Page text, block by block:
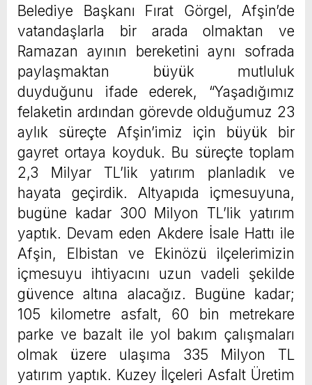
Belediye Başkanı Fırat Görgel, Afşin’de
vatandaşlarla bir arada olmaktan ve
Ramazan ayının bereketini aynı sofrada
paylaşmaktan büyük mutluluk
duyduğunu ifade ederek, “Yaşadığımız
felaketin ardından görevde olduğumuz 23
aylık süreçte Afşin’imiz için büyük bir
gayret ortaya koyduk. Bu süreçte toplam
2,3 Milyar TL’lik yatırım planladık ve
hayata geçirdik. Altyapıda içmesuyuna,
bugüne kadar 300 Milyon TL’lik yatırım
yaptık. Devam eden Akdere İsale Hattı ile
Afşin, Elbistan ve Ekinözü ilçelerimizin
içmesuyu ihtiyacını uzun vadeli şekilde
güvence altına alacağız. Bugüne kadar;
105 kilometre asfalt, 60 bin metrekare
parke ve bazalt ile yol bakım çalışmaları
olmak üzere ulaşıma 335 Milyon TL
yatırım yaptık. Kuzey İlçeleri Asfalt Üretim